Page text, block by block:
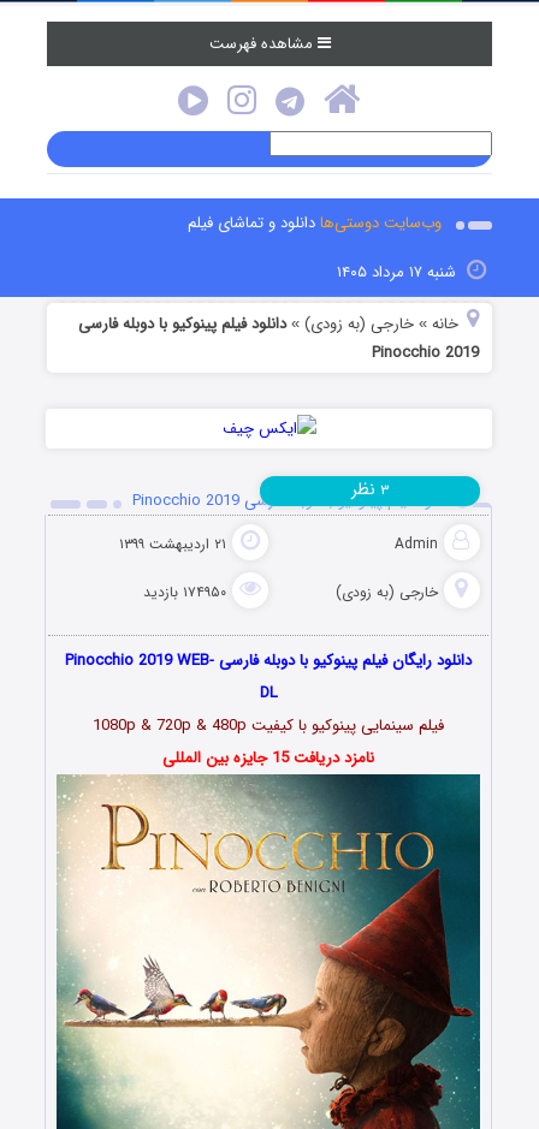
مشاهده فهرست
وب‌سایت دوستی‌هادانلود و تماشای فیلم
شنبه ۱۷ مرداد ۱۴۰۵
خانه »خارجی (به زودی) »دانلود فیلم پینوکیو با دوبله فارسی
Pinocchio 2019
دانلود فیلم پینوکیو با دوبله فارسی Pinocchio 2019
Admin ۲۱ اردیبهشت ۱۳۹۹
خارجی (به زودی) ۱۷۴۹۵۰ بازدید
۳ نظر
دانلود رایگان فیلم پینوکیو با دوبله فارسی Pinocchio 2019 WEB-
DL
فیلم سینمایی پینوکیو با کیفیت 1080p & 720p & 480p
نامزد دریافت 15 جایزه بین المللی